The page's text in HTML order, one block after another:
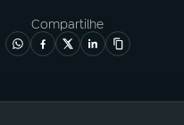
Compartilhe